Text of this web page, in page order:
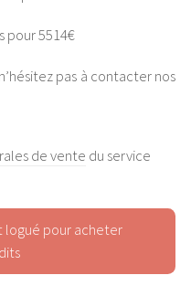
pour 5514€
pas à contacter nos
de vente du service
logué pour acheter